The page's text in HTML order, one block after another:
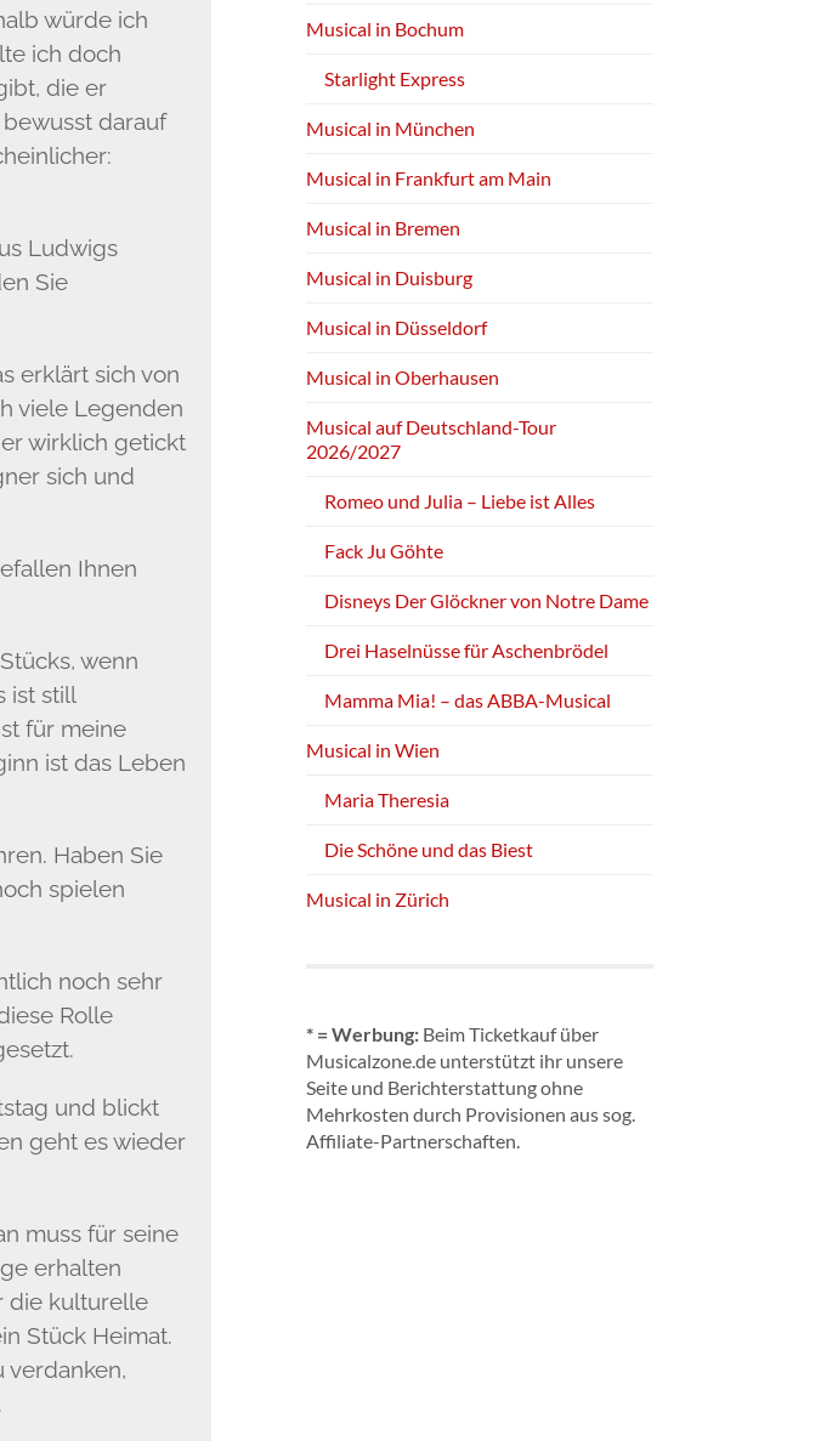
würde ich
ich doch
die er
darauf
Ludwigs
Sie
erklärt sich von
viele Legenden
wirklich getickt
sich und
Ihnen
wenn
ist still
für meine
ist das Leben
Haben Sie
spielen
noch sehr
Rolle
und blickt
geht es wieder
muss für seine
erhalten
die kulturelle
Stück Heimat.
verdanken,
Musical in Bochum
Starlight Express
Musical in München
Musical in Frankfurt am Main
Musical in Bremen
Musical in Duisburg
Musical in Düsseldorf
Musical in Oberhausen
Musical auf Deutschland-Tour
2026/2027
Romeo und Julia – Liebe ist Alles
Fack Ju Göhte
Disneys Der Glöckner von Notre Dame
Drei Haselnüsse für Aschenbrödel
Mamma Mia! – das ABBA-Musical
Musical in Wien
Maria Theresia
Die Schöne und das Biest
Musical in Zürich
* = Werbung: Beim Ticketkauf über
Musicalzone.de unterstützt ihr unsere
Seite und Berichterstattung ohne
Mehrkosten durch Provisionen aus sog.
Affiliate-Partnerschaften.